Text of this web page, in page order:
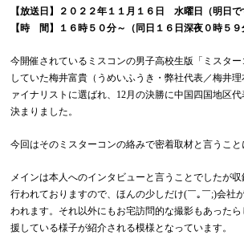
【放送日】２０２２年１１月１６日 水曜日（明日で
【時 間】１６時５０分～（同日１６日深夜０時５９
今開催されているミスコンの男子高校生版「ミスター
していた梅井富貴（うめいふうき・弊社代表／梅井
ァイナリストに選ばれ、12月の決勝に中国四国地区
決まりました。
今回はそのミスターコンの絡みで密着取材と言うこと
メインは本人へのインタビューと言うことでしたが
行われておりますので、ほんの少しだけ(￣｡￣;)会社
われます。それ以外にもお宅訪問的な撮影もあった
援している様子が紹介される模様となっています。